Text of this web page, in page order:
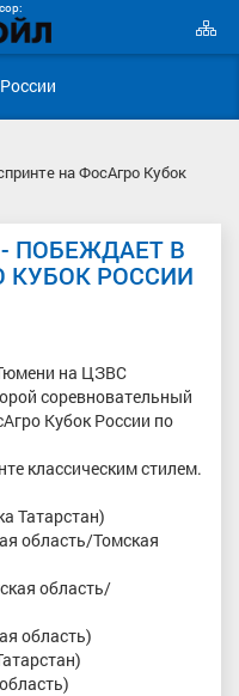
на ФосАгро Кубок
ПОБЕЖДАЕТ В
КУБОК РОССИИ
на ЦЗВС
соревновательный
Кубок России по
классическим стилем.
Татарстан)
область/Томская
область/
область)